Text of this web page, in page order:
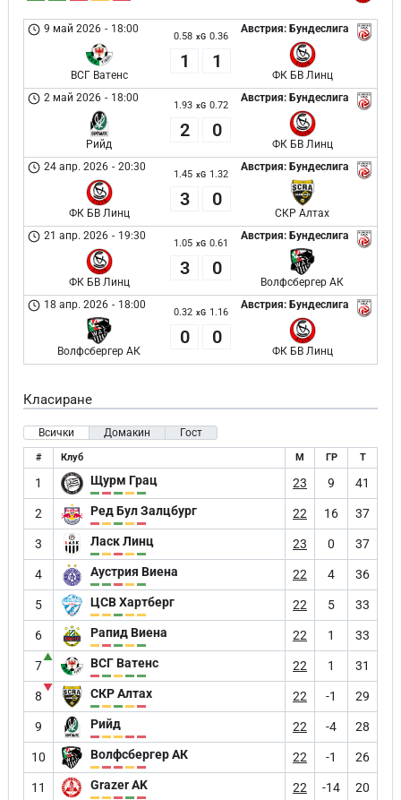
Австрия: Бундеслига
9 май 2026 - 18:00
ВСГ Ватенс
0.58 xG 0.36
1 1
ФК БВ Линц
Австрия: Бундеслига
2 май 2026 - 18:00
Рийд
1.93 xG 0.72
2 0
ФК БВ Линц
Австрия: Бундеслига
24 апр. 2026 - 20:30
ФК БВ Линц
1.45 xG 1.32
3 0
СКР Алтах
Австрия: Бундеслига
21 апр. 2026 - 19:30
ФК БВ Линц
1.05 xG 0.61
3 0
Волфсбергер АК
Австрия: Бундеслига
18 апр. 2026 - 18:00
Волфсбергер АК
0.32 xG 1.16
0 0
ФК БВ Линц
Класиране
Всички Домакин Гост
# Клуб М ГР Т
1 Щурм Грац 23 9 41
2 Ред Бул Залцбург 22 16 37
3 Ласк Линц 23 0 37
4 Аустрия Виена 22 4 36
5 ЦСВ Хартберг 22 5 33
6 Рапид Виена 22 1 33
7
▲ ВСГ Ватенс 22 1 31
8
▼ СКР Алтах 22 -1 29
9 Рийд 22 -4 28
10 Волфсбергер АК 22 -1 26
11 Grazer AK 22 -14 20